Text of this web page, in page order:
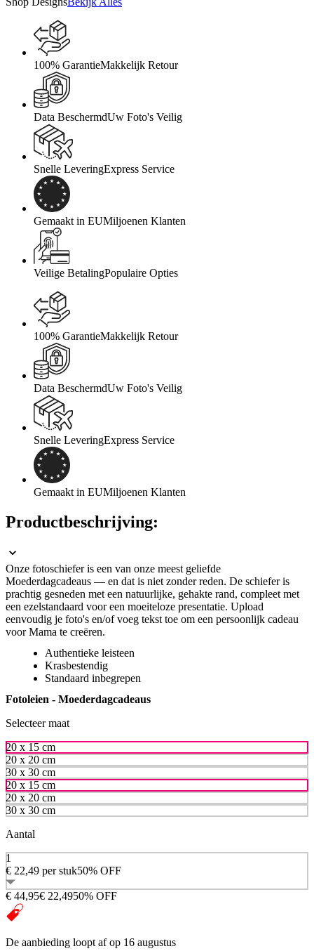
100% GarantieMakkelijk Retour
Data BeschermdUw Foto's Veilig
Snelle LeveringExpress Service
Gemaakt in EUMiljoenen Klanten
Veilige BetalingPopulaire Opties
100% GarantieMakkelijk Retour
Data BeschermdUw Foto's Veilig
Snelle LeveringExpress Service
Gemaakt in EUMiljoenen Klanten
Productbeschrijving:
Onze fotoschiefer is een van onze meest geliefde
Moederdagcadeaus — en dat is niet zonder reden. De schiefer is
prachtig gesneden met een natuurlijke, gehakte rand, compleet met
een ezelstandaard voor een moeiteloze presentatie. Upload
eenvoudig je foto's en/of voeg tekst toe om een persoonlijk cadeau
voor Mama te creëren.
Authentieke leisteen
Krasbestendig
Standaard inbegrepen
Fotoleien - Moederdagcadeaus
Selecteer maat
20 x 15 cm
20 x 20 cm
30 x 30 cm
20 x 15 cm
20 x 20 cm
30 x 30 cm
Aantal
1
€ 22,49 per stuk50% OFF
€ 44,95€ 22,4950% OFF
De aanbieding loopt af op 16 augustus